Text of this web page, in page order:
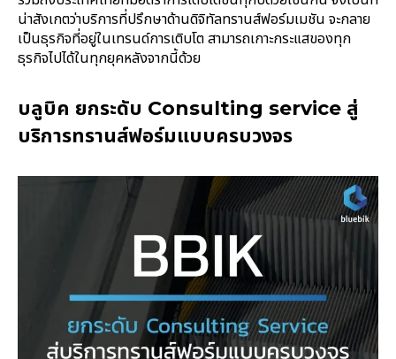
น่าสังเกตว่าบริการที่ปรึกษาด้านดิจิทัลทรานส์ฟอร์มเมชัน จะกลาย
เป็นธุรกิจที่อยู่ในเทรนด์การเติบโต สามารถเกาะกระแสของทุก
ธุรกิจไปได้ในทุกยุคหลังจากนี้ด้วย
บลูบิค ยกระดับ Consulting service สู่
บริการทรานส์ฟอร์มแบบครบวงจร